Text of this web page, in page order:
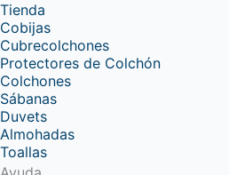
Tienda
Cobijas
Cubrecolchones
Protectores de Colchón
Colchones
Sábanas
Duvets
Almohadas
Toallas